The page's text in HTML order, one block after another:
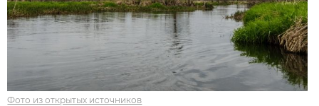
Фото из открытых источников